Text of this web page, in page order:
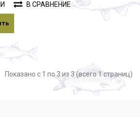
В СРАВНЕНИЕ
Показано с 1 по 3 из 3 (всего 1 страниц)